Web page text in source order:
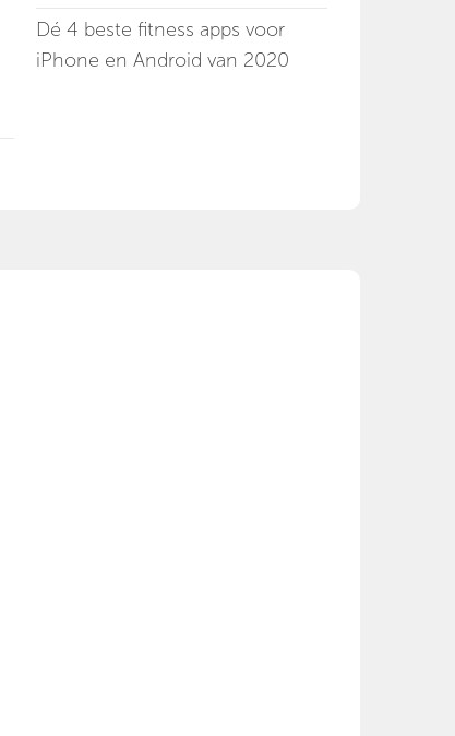
Dé 4 beste fitness apps voor
iPhone en Android van 2020